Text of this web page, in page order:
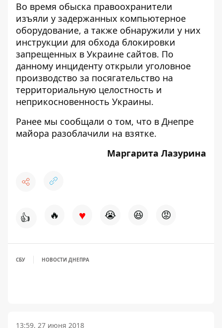
Во время обыска правоохранители
изъяли у задержанных компьютерное
оборудование, а также обнаружили у них
инструкции для обхода блокировки
запрещенных в Украине сайтов. По
данному инциденту открыли уголовное
производство за посягательство на
территориальную целостность и
неприкосновенность Украины.
Ранее мы сообщали о том, что в Днепре
майора разоблачили на взятке.
Маргарита Лазурина
👍 🔥 ♥ 😭 😆 😡
СБУ НОВОСТИ ДНЕПРА
13:59, 27 июня 2018